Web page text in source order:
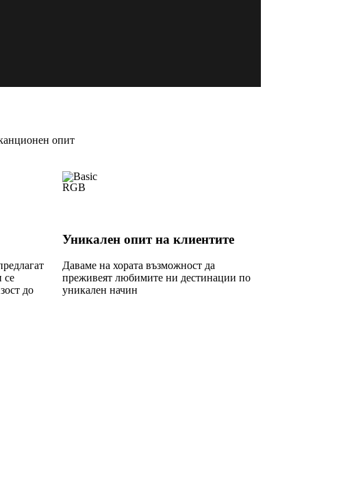
опит
се
до
Уникален опит на клиентите
Даваме на хората възможност да
преживеят любимите ни дестинации по
уникален начин